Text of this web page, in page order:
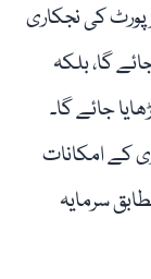
کی نجکاری
گا، بلکہ
جائے گا۔
کے امکانات
سرمایہ